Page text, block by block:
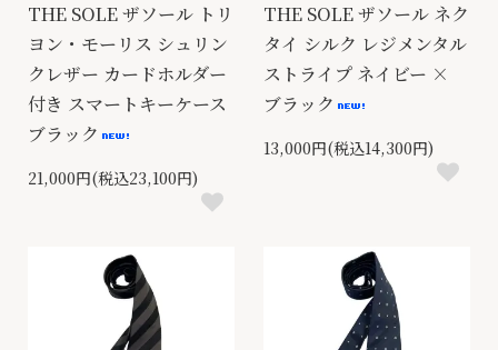
THE SOLE ザソール トリ
ヨン・モーリス シュリン
クレザー カードホルダー
付き スマートキーケース
ブラック
21,000円(税込23,100円)
THE SOLE ザソール ネク
タイ シルク レジメンタル
ストライプ ネイビー ×
ブラック
13,000円(税込14,300円)